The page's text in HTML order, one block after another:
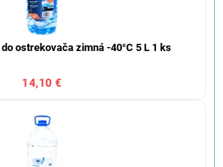
ostrekovača zimná -40°C 5 L 1 ks
14,10 €